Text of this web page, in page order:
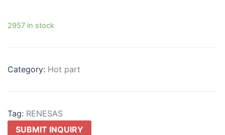
2957 in stock
Category: Hot part
Tag: RENESAS
SUBMIT INQUIRY